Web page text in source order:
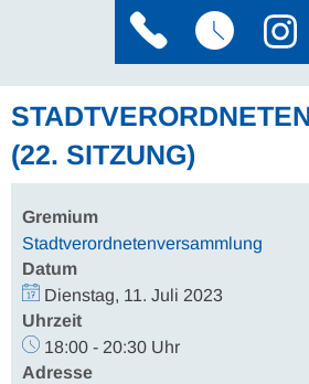
(22. SITZUNG)
Gremium
Stadtverordnetenversammlung
Datum
Dienstag, 11. Juli 2023
Uhrzeit
18:00 - 20:30 Uhr
Adresse